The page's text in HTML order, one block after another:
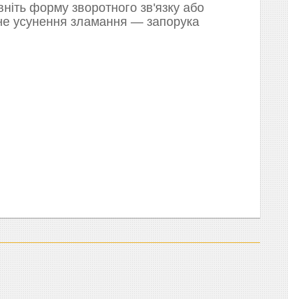
форму зворотного зв'язку або
усунення зламання — запорука